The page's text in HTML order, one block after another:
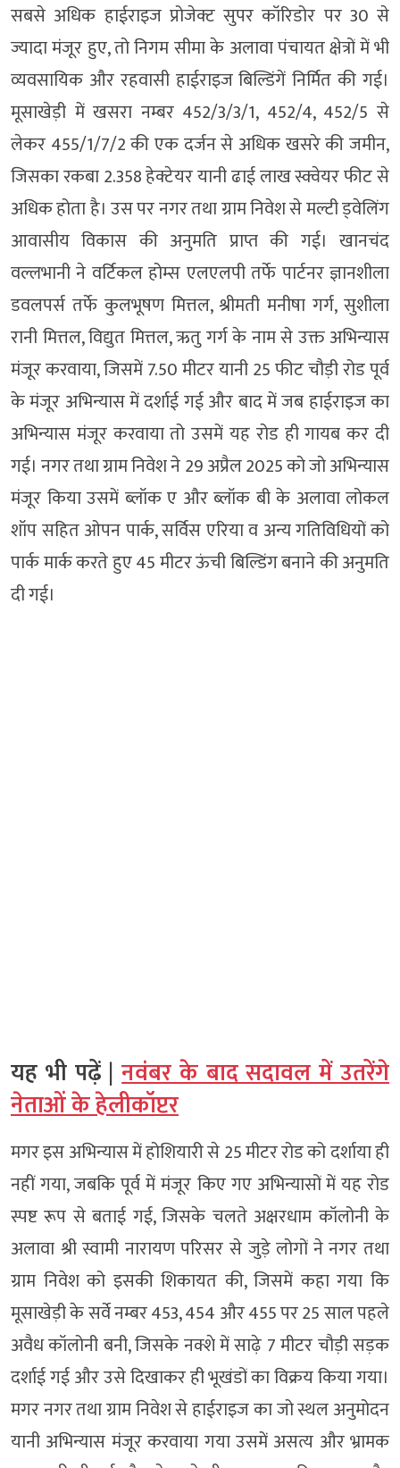
सबसे अधिक हाईराइज प्रोजेक्ट सुपर कॉरिडोर पर 30 से
ज्यादा मंजूर हुए, तो निगम सीमा के अलावा पंचायत क्षेत्रों में भी
व्यवसायिक और रहवासी हाईराइज बिल्डिंगें निर्मित की गई।
मूसाखेड़ी में खसरा नम्बर 452/3/3/1, 452/4, 452/5 से
लेकर 455/1/7/2 की एक दर्जन से अधिक खसरे की जमीन,
जिसका रकबा 2.358 हेक्टेयर यानी ढाई लाख स्क्वेयर फीट से
अधिक होता है। उस पर नगर तथा ग्राम निवेश से मल्टी ड्वेलिंग
आवासीय विकास की अनुमति प्राप्त की गई। खानचंद
वल्लभानी ने वर्टिकल होम्स एलएलपी तर्फे पार्टनर ज्ञानशीला
डवलपर्स तर्फे कुलभूषण मित्तल, श्रीमती मनीषा गर्ग, सुशीला
रानी मित्तल, विद्युत मित्तल, ऋतु गर्ग के नाम से उक्त अभिन्यास
मंजूर करवाया, जिसमें 7.50 मीटर यानी 25 फीट चौड़ी रोड पूर्व
के मंजूर अभिन्यास में दर्शाई गई और बाद में जब हाईराइज का
अभिन्यास मंजूर करवाया तो उसमें यह रोड ही गायब कर दी
गई। नगर तथा ग्राम निवेश ने 29 अप्रैल 2025 को जो अभिन्यास
मंजूर किया उसमें ब्लॉक ए और ब्लॉक बी के अलावा लोकल
शॉप सहित ओपन पार्क, सर्विस एरिया व अन्य गतिविधियों को
पार्क मार्क करते हुए 45 मीटर ऊंची बिल्डिंग बनाने की अनुमति
दी गई।
यह भी पढ़ें |नवंबर के बाद सदावल में उतरेंगे
नेताओं के हेलीकॉप्टर
मगर इस अभिन्यास में होशियारी से 25 मीटर रोड को दर्शाया ही
नहीं गया, जबकि पूर्व में मंजूर किए गए अभिन्यासों में यह रोड
स्पष्ट रूप से बताई गई, जिसके चलते अक्षरधाम कॉलोनी के
अलावा श्री स्वामी नारायण परिसर से जुड़े लोगों ने नगर तथा
ग्राम निवेश को इसकी शिकायत की, जिसमें कहा गया कि
मूसाखेड़ी के सर्वे नम्बर 453, 454 और 455 पर 25 साल पहले
अवैध कॉलोनी बनी, जिसके नक्शे में साढ़े 7 मीटर चौड़ी सड़क
दर्शाई गई और उसे दिखाकर ही भूखंडों का विक्रय किया गया।
मगर नगर तथा ग्राम निवेश से हाईराइज का जो स्थल अनुमोदन
यानी अभिन्यास मंजूर करवाया गया उसमें असत्य और भ्रामक